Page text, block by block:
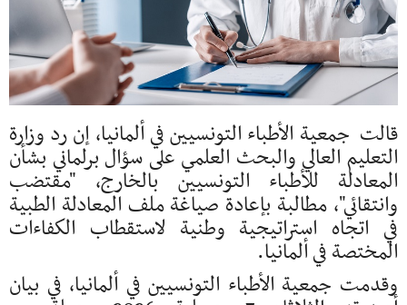
قالت جمعية الأطباء التونسيين في ألمانيا، إن رد وزارة
التعليم العالي والبحث العلمي على سؤال برلماني بشأن
المعادلة للأطباء التونسيين بالخارج، "مقتضب
وانتقائي"، مطالبة بإعادة صياغة ملف المعادلة الطبية
في اتجاه استراتيجية وطنية لاستقطاب الكفاءات
المختصة في ألمانيا.
وقدمت جمعية الأطباء التونسيين في ألمانيا، في بيان